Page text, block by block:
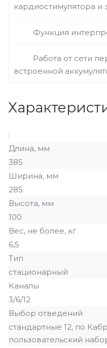
кардиостимулятора
Функция
Работа от сети
встроенной
:
Длина, мм
385
Ширина, мм
285
Высота, мм
100
Вес, не более, кг
6,5
Тип
стационарный
Каналы
3/6/12
Выбор отведений
стандартные 12, по
пользовательский